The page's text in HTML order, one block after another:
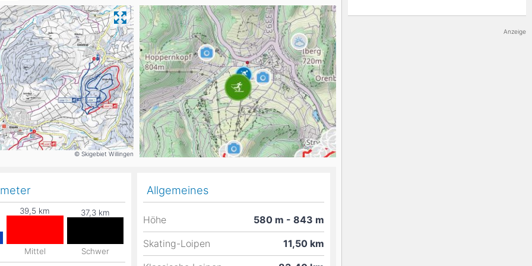
© Skigebiet Willingen
Allgemeines
Höhe 580 m - 843 m
Skating-Loipen
11,50 km
Mittel Schwer
Anzeige
Russland Südkorea Türkei Georgien
Aserbaidschan Vereinigte Arabische Emirate
Head Dynastar Salomon K2
Stöckli Kästle Scott Black Diamond
Indigo
Ogso